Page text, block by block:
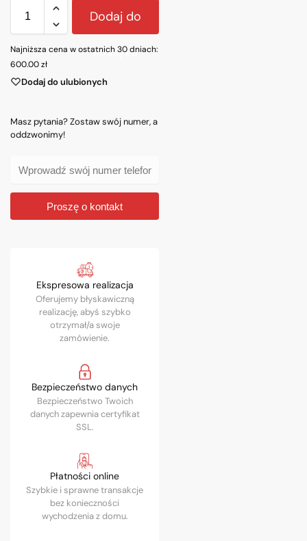
Dodaj do
koszyka
Najniższa cena w ostatnich 30 dniach:
600.00zł
Dodaj do ulubionych
Masz pytania? Zostaw swój numer, a
oddzwonimy!
Proszę o kontakt
Ekspresowa realizacja
Oferujemy błyskawiczną
realizację, abyś szybko
otrzymał/a swoje
zamówienie.
Bezpieczeństwo danych
Bezpieczeństwo Twoich
danych zapewnia certyfikat
SSL.
Płatności online
Szybkie i sprawne transakcje
bez konieczności
wychodzenia z domu.